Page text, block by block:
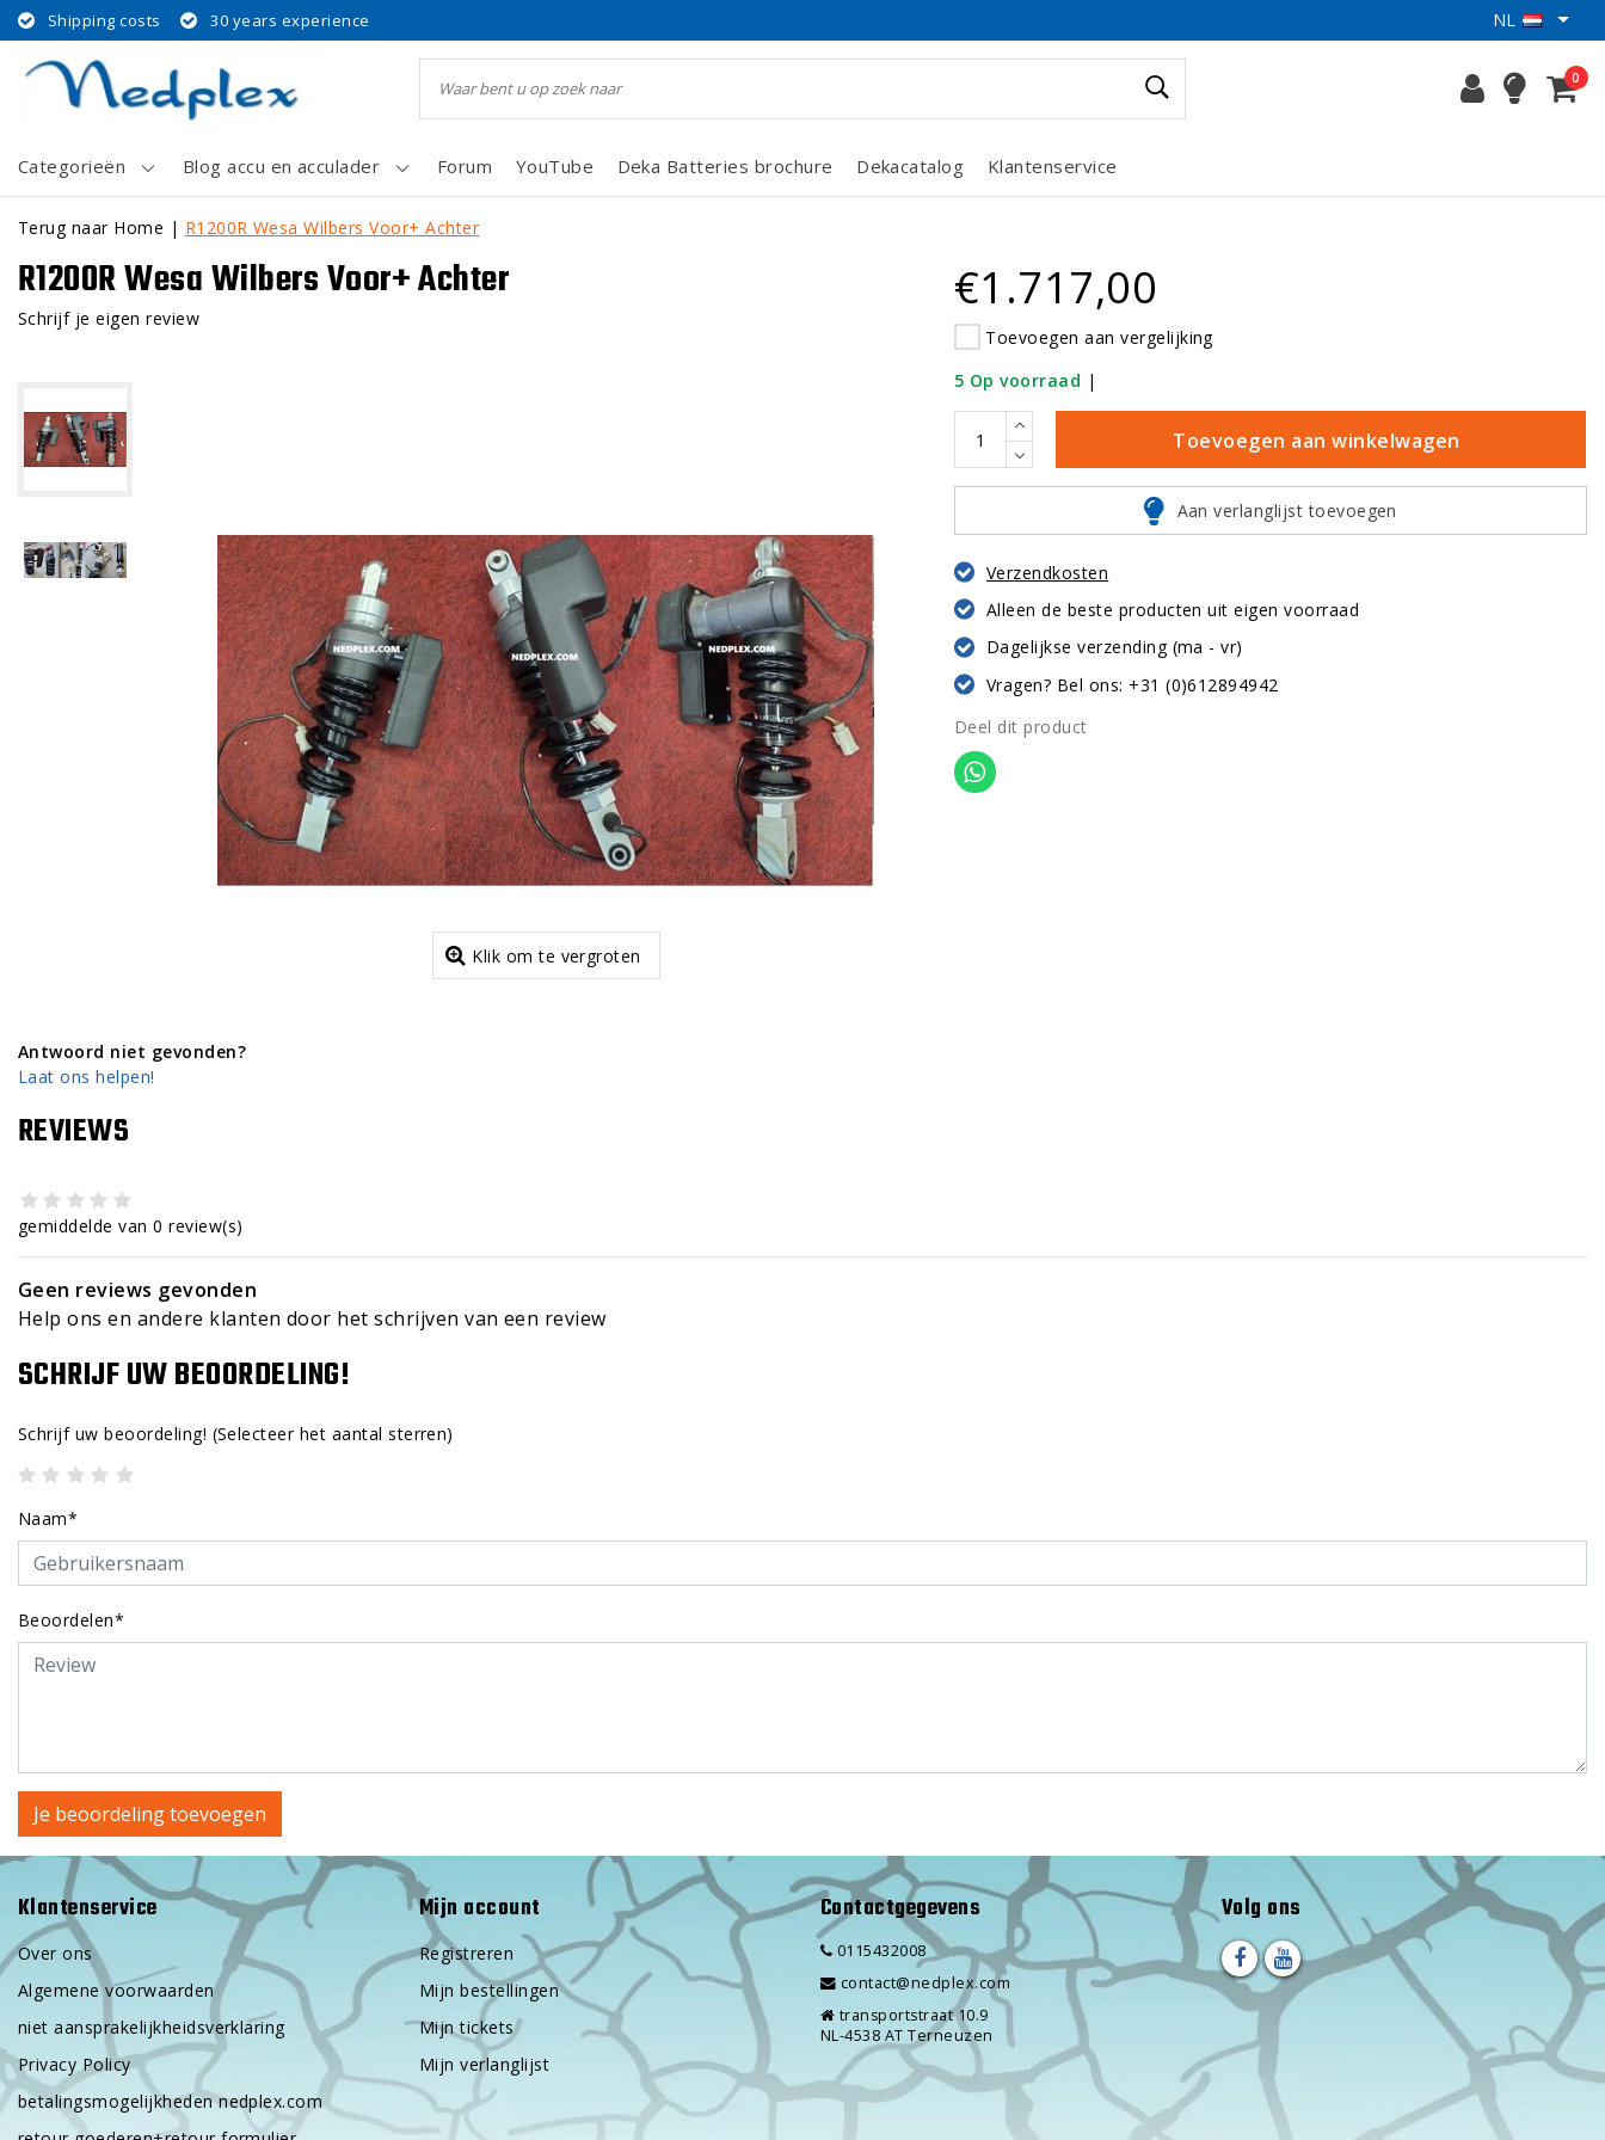
Shipping costs 30 years experience NL
0
Categorieën Blog accu en acculader Forum YouTube Deka Batteries brochure Dekacatalog Klantenservice
Terug naar Home | R1200R Wesa Wilbers Voor+ Achter
R1200R Wesa Wilbers Voor+ Achter
Schrijf je eigen review
Klik om te vergroten
€1.717,00
Toevoegen aan vergelijking
5 Op voorraad |
Toevoegen aan winkelwagen
Aan verlanglijst toevoegen
Verzendkosten
Alleen de beste producten uit eigen voorraad
Dagelijkse verzending (ma - vr)
Vragen? Bel ons: +31 (0)612894942
Deel dit product
Antwoord niet gevonden?
Laat ons helpen!
REVIEWS
gemiddelde van 0 review(s)
Geen reviews gevonden
Help ons en andere klanten door het schrijven van een review
SCHRIJF UW BEOORDELING!
Schrijf uw beoordeling! (Selecteer het aantal sterren)
Naam*
Beoordelen*
Je beoordeling toevoegen
Klantenservice
Over ons
Algemene voorwaarden
niet aansprakelijkheidsverklaring
Privacy Policy
betalingsmogelijkheden nedplex.com
Mijn account
Registreren
Mijn bestellingen
Mijn tickets
Mijn verlanglijst
Contactgegevens
0115432008
contact@nedplex.com
transportstraat 10.9
NL-4538 AT Terneuzen
Volg ons